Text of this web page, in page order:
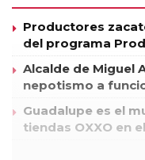
Productores
del programa
Alcalde de Miguel
nepotismo a
Guadalupe es el
tiendas OXXO en